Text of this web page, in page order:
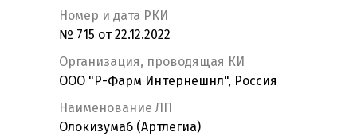
Номер и дата РКИ
№ 715 от 22.12.2022
Организация, проводящая КИ
ООО "Р-Фарм Интернешнл", Россия
Наименование ЛП
Олокизумаб (Артлегиа)